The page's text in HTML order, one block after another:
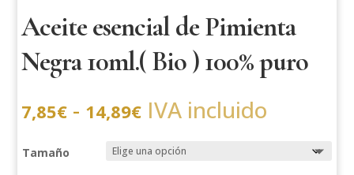
Aceite esencial de Pimienta
Negra 10ml.( Bio ) 100% puro
7,85€ - 14,89€Rango
de
desde
7,85€
IVA incluido
Tamaño